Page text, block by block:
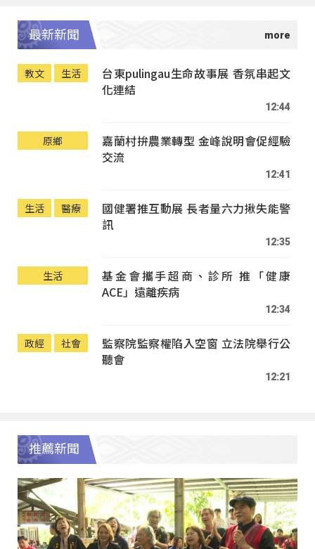
最新新聞
教文 生活
台東pulingau生命故事展 香氛串起文
化連結
12:44
原鄉
嘉蘭村拚農業轉型 金峰說明會促經驗
交流
12:41
生活 醫療
國健署推互動展 長者量六力揪失能警
訊
12:35
生活
基金會攜手超商、診所 推「健康
ACE」遠離疾病
12:34
政經 社會
監察院監察權陷入空窗 立法院舉行公
聽會
12:21
推薦新聞